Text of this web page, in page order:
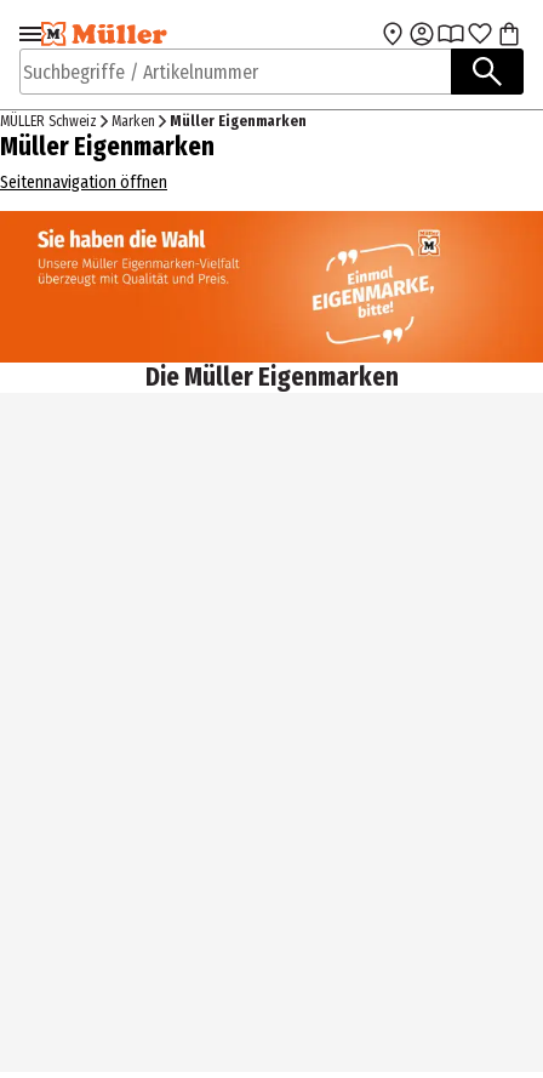
Zur Navigation
springen
Zum Hauptinhalt
Suchbegriffe / Artikelnummer
MÜLLER Schweiz Marken Müller Eigenmarken
Müller Eigenmarken
Seitennavigation öffnen
Die Müller Eigenmarken